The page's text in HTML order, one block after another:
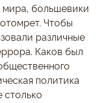
мира, большевики
Чтобы
различные
Каков был
политика